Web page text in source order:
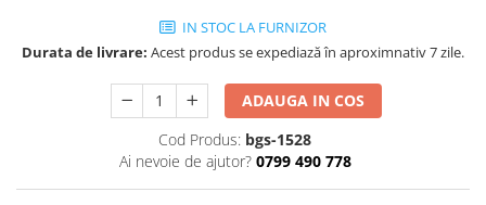
IN STOC LA FURNIZOR
Durata de livrare: Acest produs se expediază în aproximnativ 7 zile.
ADAUGA IN COS
Cod Produs: bgs-1528
Ai nevoie de ajutor? 0799 490 778